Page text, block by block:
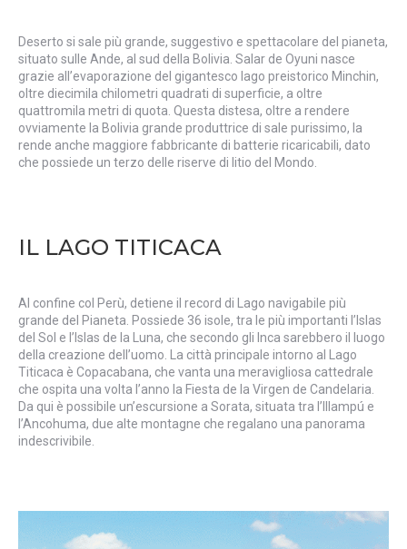
Deserto si sale più grande, suggestivo e spettacolare del pianeta,
situato sulle Ande, al sud della Bolivia. Salar de Oyuni nasce
grazie all’evaporazione del gigantesco lago preistorico Minchin,
oltre diecimila chilometri quadrati di superficie, a oltre
quattromila metri di quota. Questa distesa, oltre a rendere
ovviamente la Bolivia grande produttrice di sale purissimo, la
rende anche maggiore fabbricante di batterie ricaricabili, dato
che possiede un terzo delle riserve di litio del Mondo.
IL LAGO TITICACA
Al confine col Perù, detiene il record di Lago navigabile più
grande del Pianeta. Possiede 36 isole, tra le più importanti l’Islas
del Sol e l’Islas de la Luna, che secondo gli Inca sarebbero il luogo
della creazione dell’uomo. La città principale intorno al Lago
Titicaca è Copacabana, che vanta una meravigliosa cattedrale
che ospita una volta l’anno la Fiesta de la Virgen de Candelaria.
Da qui è possibile un’escursione a Sorata, situata tra l’Illampú e
l’Ancohuma, due alte montagne che regalano una panorama
indescrivibile.